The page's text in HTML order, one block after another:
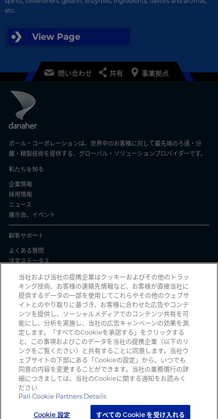
etc.
View Page
問い合わせ 共有 事業拠点
ポール・コーポレーションは、世界中のお客様に対して最先端のろ過・分
離・精製技術を提供する、グローバル・ソリューションプロバイダーです。
私たちを知る
企業情報
採用情報
ニュース
展示会、イベント
顧客サポート
よくある質問
注文ステータス
プライバシーと使用
個人情報保護方針
契約条件
Manage Cookies
詐欺メールを受信していませんか？ 詐欺の疑いのある不審な電子メール、ソ
ーシャルメディアメッセージ、テキストメッセージ、または電話を受信した
時は、reportphishing@pall.com
Copyright 2026 Pall Corporation. All rights reserved.サイト利用規約
当社および当社の提携企業はクッキーおよびその他のトラッ
キング技術、お客様の連絡先情報など、お客様が直接当社に
提供するデータの一部を使用してこれらやその他のウェブサ
イトとのやり取りに基づき、お客様に合わせた広告やコンテ
ンツを提供し、ソーシャルメディアでのコンテンツ共有を可
能にし、分析を実施し、当社の広告キャンペーンの効果を測
定します。「すべてのCookieを承認する」をクリックする
と、この事項およびこのデータを当社の提携企業（以下のリ
ンクをご覧ください）と共有することに同意します。当社ウ
ェブサイトの下部にある「Cookieの設定」から、いつでも
同意の内容を変更することができます。当社の業務慣行の詳
細につきましては、当社のCookieに関する通知をお読みく
ださい
Pall Cookie Partners Details
Cookie 設定 すべての Cookie を受け入れる